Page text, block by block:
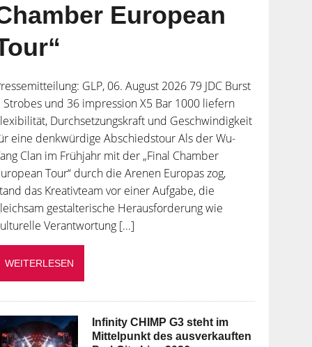
European
GLP, 06. August 2026 79 JDC Burst
Strobes und 36 impression X5 Bar 1000 liefern
Durchsetzungskraft und Geschwindigkeit
eine denkwürdige Abschiedstour Als der Wu-
Clan im Frühjahr mit der „Final Chamber
Tour“ durch die Arenen Europas zog,
das Kreativteam vor einer Aufgabe, die
gestalterische Herausforderung wie
Verantwortung [...]
WEITERLESEN
Infinity CHIMP G3 steht im
Mittelpunkt des ausverkauften